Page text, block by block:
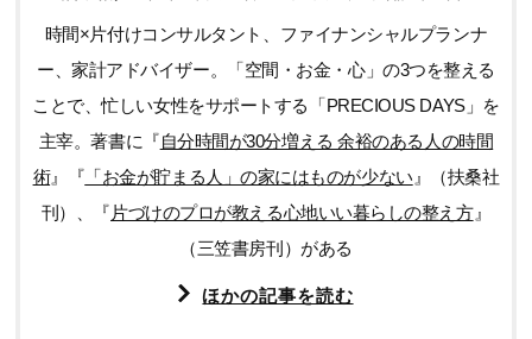
時間×片付けコンサルタント、ファイナンシャルプランナ
ー、家計アドバイザー。「空間・お金・心」の3つを整える
ことで、忙しい女性をサポートする「PRECIOUS DAYS」を
主宰。著書に『自分時間が30分増える 余裕のある人の時間
術』『 「お金が貯まる人」の家にはものが少ない 』（扶桑社
刊）、『 片づけのプロが教える心地いい暮らしの整え方』
（三笠書房刊）がある
ほかの記事を読む